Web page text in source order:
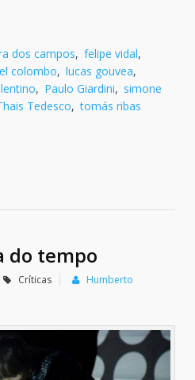
dos campos, felipe vidal,
colombo, lucas gouvea,
, Paulo Giardini, simone
Tedesco, tomás ribas
do tempo
Críticas
Humberto